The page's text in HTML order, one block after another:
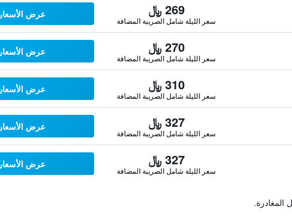
269 ﷼
سعر الليلة شامل الصريبة المضافة
عرض الأسعار
270 ﷼
سعر الليلة شامل الصريبة المضافة
عرض الأسعار
310 ﷼
سعر الليلة شامل الصريبة المضافة
عرض الأسعار
327 ﷼
سعر الليلة شامل الصريبة المضافة
عرض الأسعار
327 ﷼
سعر الليلة شامل الصريبة المضافة
عرض الأسعار